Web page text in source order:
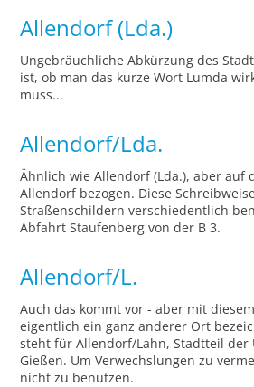
Allendorf (Lda.)
Ungebräuchliche Abkürzung des
ist, ob man das kurze Wort Lumda
muss...
Allendorf/Lda.
Ähnlich wie Allendorf (Lda.), aber auf
Allendorf bezogen. Diese
Straßenschildern verschiedentlich
Abfahrt Staufenberg von der B 3.
Allendorf/L.
Auch das kommt vor - aber mit
eigentlich ein ganz anderer Ort
steht für Allendorf/Lahn, Stadtteil der
Gießen. Um Verwechslungen zu
nicht zu benutzen.